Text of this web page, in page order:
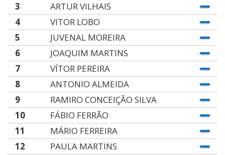
3
ARTUR VILHAIS
4
VITOR LOBO
5
JUVENAL MOREIRA
6
JOAQUIM MARTINS
7
VÍTOR PEREIRA
8
ANTONIO ALMEIDA
9
RAMIRO CONCEIÇÃO SILVA
10
FÁBIO FERRÃO
11
MÁRIO FERREIRA
12
PAULA MARTINS